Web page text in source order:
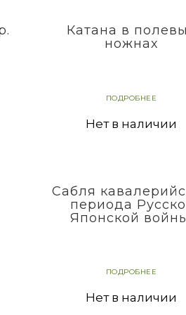
Катана в
ножнах
ПОДРОБНЕЕ
Нет в наличии
Сабля
периода
Японской
ПОДРОБНЕЕ
Нет в наличии